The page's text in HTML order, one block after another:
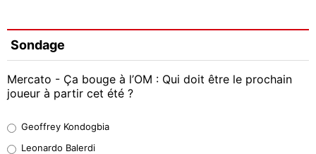
Sondage
Mercato - Ça bouge à l’OM : Qui doit être le prochain
joueur à partir cet été ?
38%
Geoffrey Kondogbia
Leonardo Balerdi